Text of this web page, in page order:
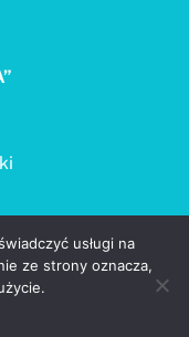
usługi na
ze strony oznacza,